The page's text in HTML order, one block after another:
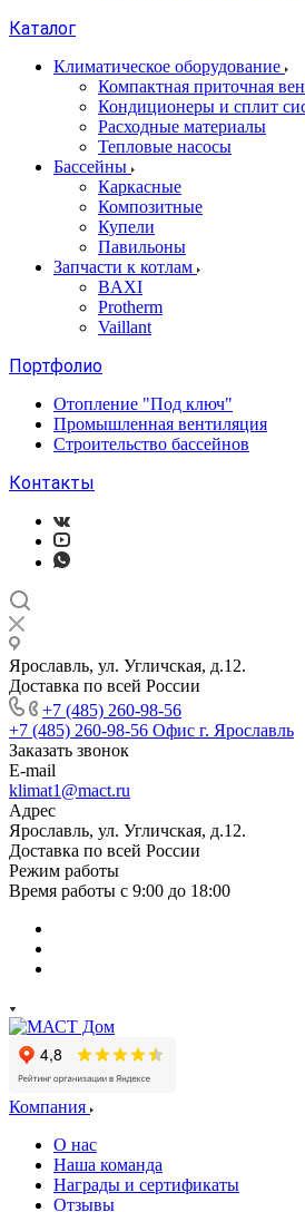
Каталог
Климатическое оборудование
Компактная приточная
Кондиционеры и сплит
Расходные материалы
Тепловые насосы
Бассейны
Каркасные
Композитные
Купели
Павильоны
Запчасти к котлам
BAXI
Protherm
Vaillant
Портфолио
Отопление "Под ключ"
Промышленная вентиляция
Строительство бассейнов
Контакты
Ярославль, ул. Угличская, д.12.
Доставка по всей России
+7 (485) 260-98-56
+7 (485) 260-98-56 Офис г. Ярославль
Заказать звонок
E-mail
klimat1@mact.ru
Адрес
Ярославль, ул. Угличская, д.12.
Доставка по всей России
Режим работы
Время работы с 9:00 до 18:00
Компания
О нас
Наша команда
Награды и сертификаты
Отзывы